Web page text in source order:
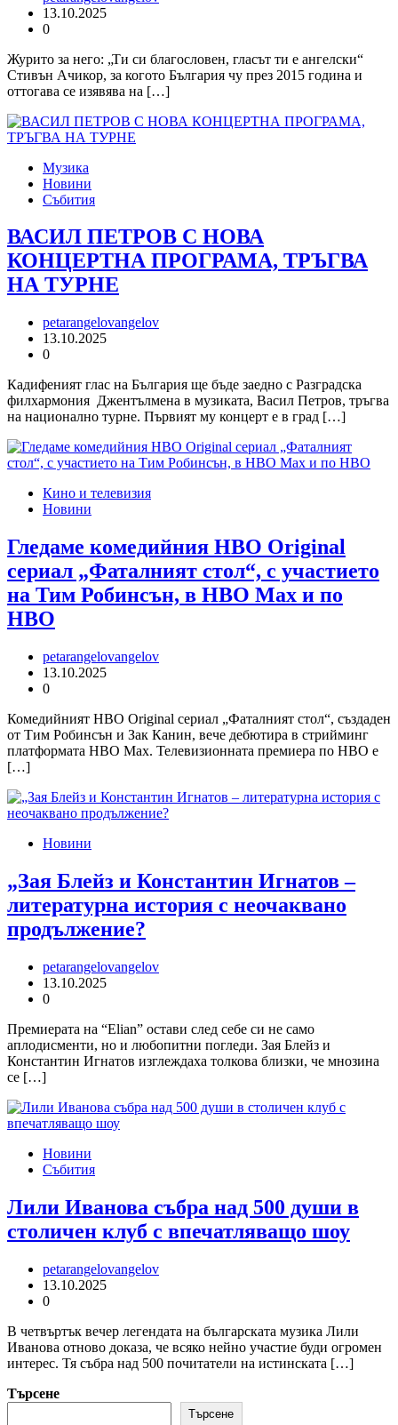
13.10.2025
0
Журито за него: „Ти си благословен, гласът ти е ангелски“
Стивън Ачикор, за когото България чу през 2015 година и
оттогава се изявява на […]
Музика
Новини
Събития
ВАСИЛ ПЕТРОВ С НОВА
КОНЦЕРТНА ПРОГРАМА, ТРЪГВА
НА ТУРНЕ
petarangelovangelov
13.10.2025
0
Кадифеният глас на България ще бъде заедно с Разградска
филхармония Джентълмена в музиката, Васил Петров, тръгва
на национално турне. Първият му концерт е в град […]
Кино и телевизия
Новини
Гледаме комедийния HBO Original
сериал „Фаталният стол“, с участието
на Тим Робинсън, в HBO Max и по
HBO
petarangelovangelov
13.10.2025
0
Комедийният HBO Original сериал „Фаталният стол“, създаден
от Тим Робинсън и Зак Канин, вече дебютира в стрийминг
платформата HBO Max. Телевизионната премиера по HBO е
[…]
Новини
„Зая Блейз и Константин Игнатов –
литературна история с неочаквано
продължение?
petarangelovangelov
13.10.2025
0
Премиерата на “Elian” остави след себе си не само
аплодисменти, но и любопитни погледи. Зая Блейз и
Константин Игнатов изглеждаха толкова близки, че мнозина
се […]
Новини
Събития
Лили Иванова събра над 500 души в
столичен клуб с впечатляващо шоу
petarangelovangelov
13.10.2025
0
В четвъртък вечер легендата на българската музика Лили
Иванова отново доказа, че всяко нейно участие буди огромен
интерес. Тя събра над 500 почитатели на истинската […]
Търсене
Търсене